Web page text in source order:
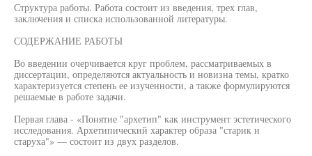
Структура работы. Работа состоит из введения, трех глав,
заключения и списка использованной литературы.
СОДЕРЖАНИЕ РАБОТЫ
Во введении очерчивается круг проблем, рассматриваемых в
диссертации, определяются актуальность и новизна темы, кратко
характеризуется степень ее изученности, а также формулируются
решаемые в работе задачи.
Первая глава - «Понятие "архетип" как инструмент эстетического
исследования. Архетипический характер образа "старик и
старуха"» — состоит из двух разделов.